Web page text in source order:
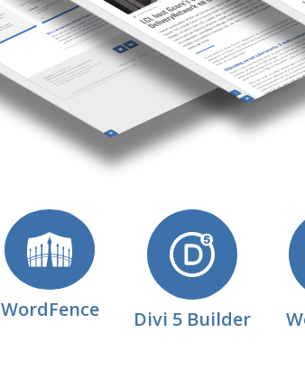
WordFence Divi 5 Builder